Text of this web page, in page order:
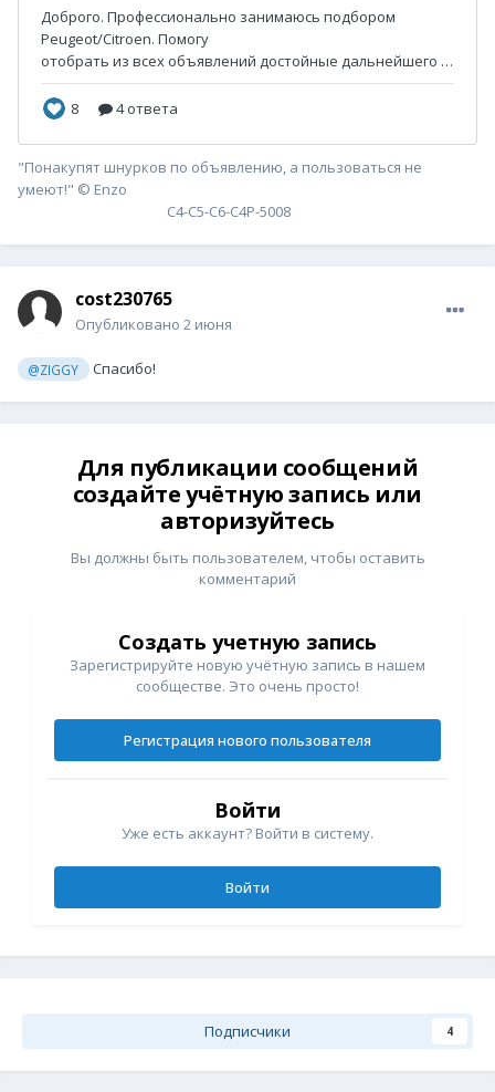
"Понакупят шнурков по объявлению, а пользоваться не
умеют!" © Enzo
С4-С5-С6-С4P-5008
cost230765
Опубликовано 2 июня
@ZIGGY Спасибо!
Для публикации сообщений
создайте учётную запись или
авторизуйтесь
Вы должны быть пользователем, чтобы оставить
комментарий
Создать учетную запись
Зарегистрируйте новую учётную запись в нашем
сообществе. Это очень просто!
Регистрация нового пользователя
Войти
Уже есть аккаунт? Войти в систему.
Войти
Подписчики 4